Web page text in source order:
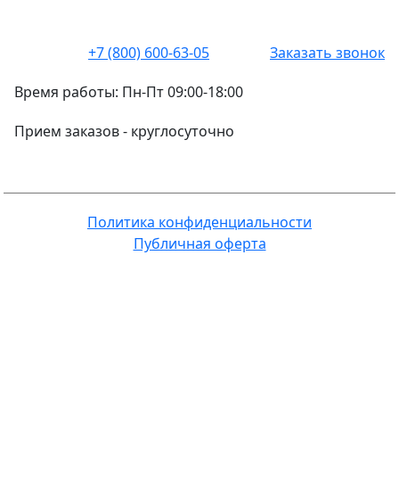
+7 (800) 600-63-05
Заказать звонок
Время работы: Пн-Пт 09:00-18:00
Прием заказов - круглосуточно
Политика конфиденциальности
Публичная оферта